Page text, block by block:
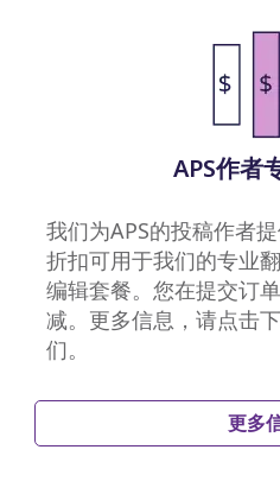
APS作者
我们为APS的投稿作者
折扣可用于我们的专业
编辑套餐。您在提交订
减。更多信息，请点击
们。
更多